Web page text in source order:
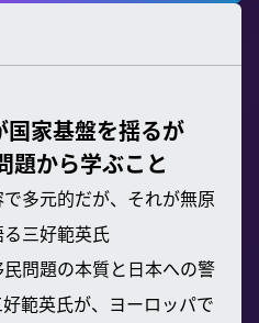
国家基盤を揺るが
題から学ぶこと
で多元的だが、それが無原
三好範英氏
問題の本質と日本への警
範英氏が、ヨーロッパで